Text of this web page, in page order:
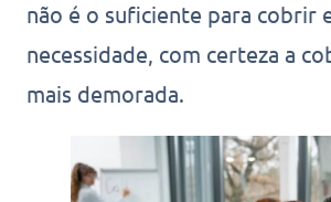
não é o suficiente para cobrir
necessidade, com certeza a
mais demorada.